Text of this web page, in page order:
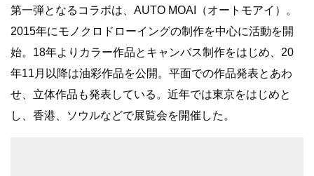
第一弾となるコラボは、AUTO MOAI（オートモアイ）。
2015年にモノクロドローイングの制作を中心に活動を開
始。18年よりカラー作品とキャンバス制作をはじめ、20
年11月以降は油彩作品を公開。平面での作品発表とあわ
せ、立体作品も発表している。近年では東京をはじめと
し、香港、ソウルなどで展覧会を開催した。